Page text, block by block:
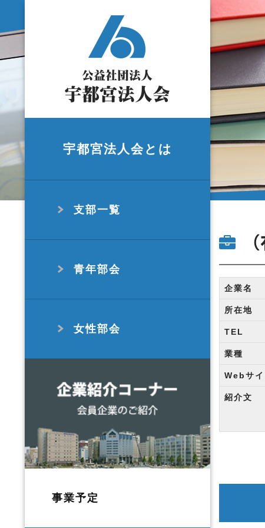
宇都宮法人会とは
支部一覧
青年部会
女性部会
事業予定
企業名
所在地
TEL
業種
Webサイ
紹介文